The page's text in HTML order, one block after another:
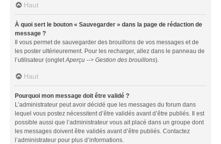
Haut
À quoi sert le bouton « Sauvegarder » dans la page de rédaction de
message ?
Il vous permet de sauvegarder des brouillons de vos messages et de
les poster ultérieurement. Pour les recharger, allez dans le panneau de
l’utilisateur (ongletAperçu --> Gestion des brouillons).
Haut
Pourquoi mon message doit être validé ?
L’administrateur peut avoir décidé que les messages du forum dans
lequel vous postez nécessitent d’être validés avant d’être publiés. Il est
possible aussi que l’administrateur vous ait placé dans un groupe dont
les messages doivent être validés avant d’être publiés. Contactez
l’administrateur pour plus d’informations.